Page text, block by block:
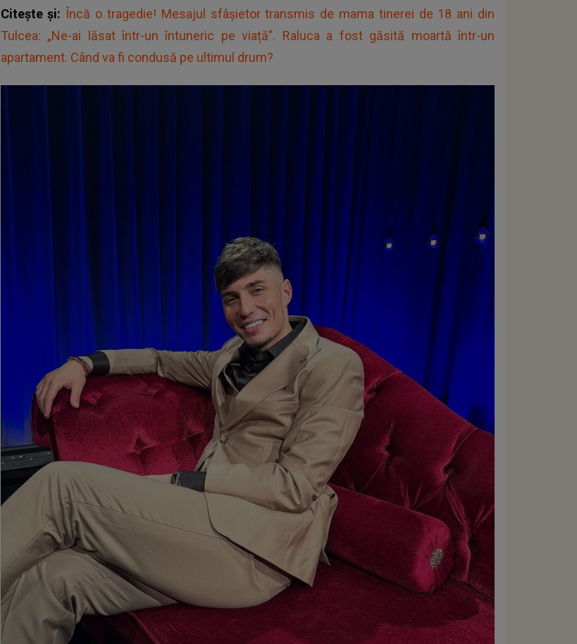
Citește și:Încă o tragedie! Mesajul sfâșietor transmis de mama tinerei de 18 ani din
Tulcea: „Ne-ai lăsat într-un întuneric pe viață”. Raluca a fost găsită moartă într-un
apartament. Când va fi condusă pe ultimul drum?